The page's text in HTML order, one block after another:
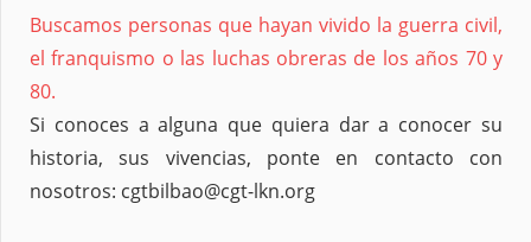
Buscamos personas que hayan vivido la guerra civil,
el franquismo o las luchas obreras de los años 70 y
80.
Si conoces a alguna que quiera dar a conocer su
historia, sus vivencias, ponte en contacto con
nosotros: cgtbilbao@cgt-lkn.org